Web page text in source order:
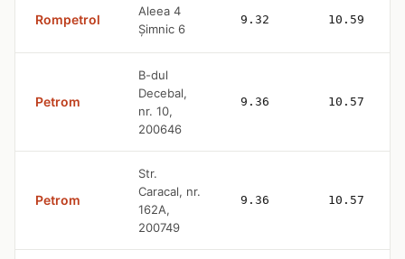
Rompetrol
Aleea 4
Șimnic 6
9.32 10.59
Petrom
B-dul
Decebal,
nr. 10,
200646
9.36 10.57
Petrom
Str.
Caracal, nr.
162A,
200749
9.36 10.57